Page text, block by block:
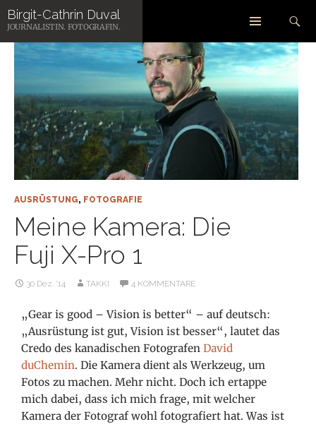
Zum
Inhalt
springen
Suchen
AUSRÜSTUNG, FOTOGRAFIE
Meine Kamera: Die
Fuji X-Pro 1
30 Dez. ’14 TAKKI 4 KOMMENTARE
„Gear is good – Vision is better“ – auf deutsch:
„Ausrüstung ist gut, Vision ist besser“, lautet das
Credo des kanadischen Fotografen David
duChemin. Die Kamera dient als Werkzeug, um
Fotos zu machen. Mehr nicht. Doch ich ertappe
mich dabei, dass ich mich frage, mit welcher
Kamera der Fotograf wohl fotografiert hat. Was ist
Birgit-Cathrin Duval
JOURNALISTIN. FOTOGRAFIN.